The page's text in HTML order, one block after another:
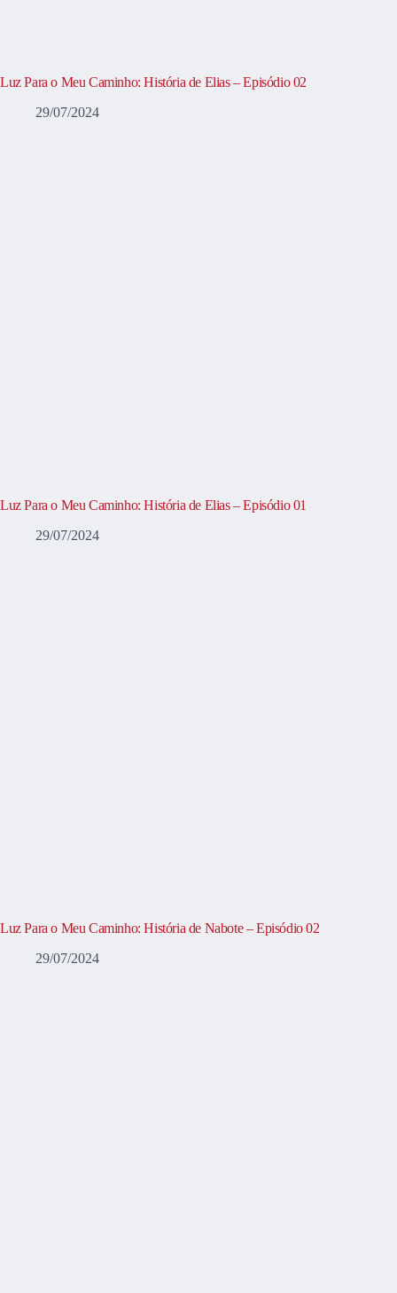
Luz Para o Meu Caminho: História de Elias – Episódio 02
29/07/2024
Luz Para o Meu Caminho: História de Elias – Episódio 01
29/07/2024
Luz Para o Meu Caminho: História de Nabote – Episódio 02
29/07/2024